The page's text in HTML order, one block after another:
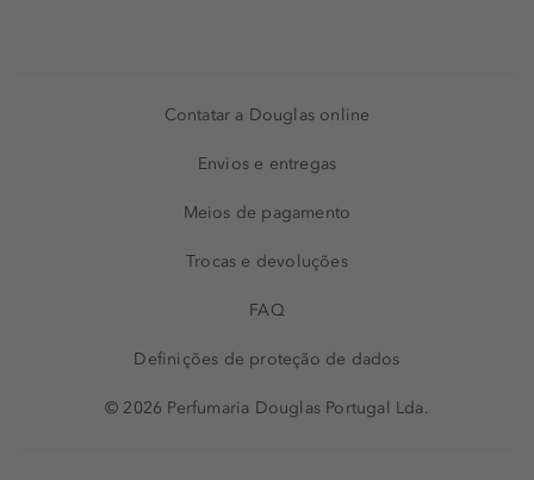
Contatar a Douglas online
Envios e entregas
Meios de pagamento
Trocas e devoluções
FAQ
Definições de proteção de dados
© 2026 Perfumaria Douglas Portugal Lda.